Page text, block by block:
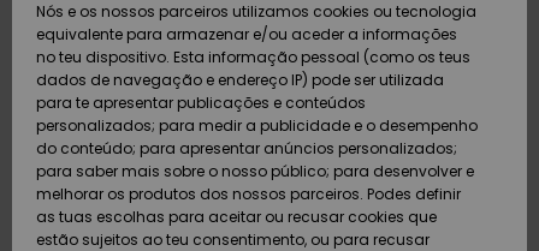
Calçado e
chinelos
Surfe/água
Snow
Calçado e
chinelos
Surfe/água
Neve
Highlights
Snow
SURF
Highlights
Community
SNOW
Criança
Snow Shop
Feminino
Highlights
DUPLA
PROMO
Outlet
Mulher
Pagamento
Cartão
presente
Quiksilver
Freedom
Nós e os nossos parceiros utilizamos cookies ou tecnologia
equivalente para armazenar e/ou aceder a informações
no teu dispositivo. Esta informação pessoal (como os teus
dados de navegação e endereço IP) pode ser utilizada
para te apresentar publicações e conteúdos
personalizados; para medir a publicidade e o desempenho
do conteúdo; para apresentar anúncios personalizados;
para saber mais sobre o nosso público; para desenvolver e
melhorar os produtos dos nossos parceiros. Podes definir
as tuas escolhas para aceitar ou recusar cookies que
estão sujeitos ao teu consentimento, ou para recusar